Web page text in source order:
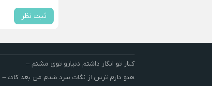
ثبت نظر
کنار تو انگار داشتم دنیارو توی مشتم –
هنو دارم ترس از نگات سرد شدم من بعد کات –